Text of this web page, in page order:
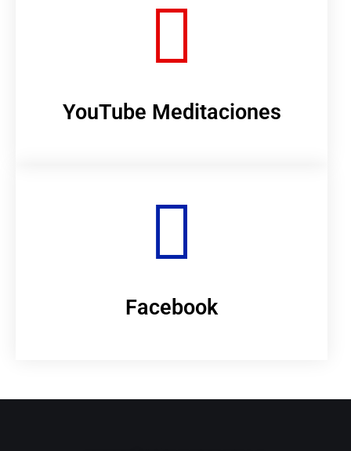
YouTube Meditaciones
Facebook